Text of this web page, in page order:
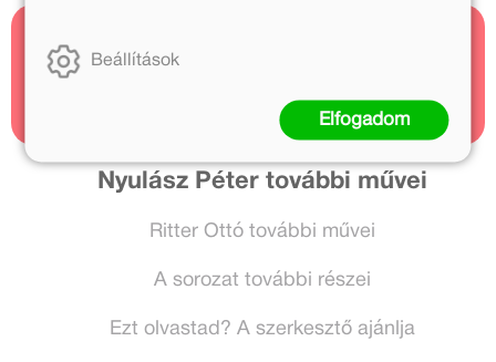
Kapcsolódó cikkek
Nyulász Péter további művei
Ritter Ottó további művei
A sorozat további részei
Ezt olvastad? A szerkesztő ajánlja
Beállítások
Elfogadom